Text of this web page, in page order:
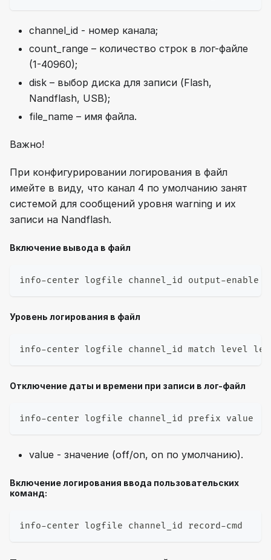
channel_id - номер канала;
count_range – количество строк в лог-файле
(1-40960);
disk – выбор диска для записи (Flash,
Nandflash, USB);
file_name – имя файла.
Важно!
При конфигурировании логирования в файл
имейте в виду, что канал 4 по умолчанию занят
системой для сообщений уровня warning и их
записи на Nandflash.
Включение вывода в файл
info-center logfile channel_id output-enable
Уровень логирования в файл
info-center logfile channel_id match level
Отключение даты и времени при записи в лог-файл
info-center logfile channel_id prefix value
value - значение (off/on, on по умолчанию).
Включение логирования ввода пользовательских
команд:
info-center logfile channel_id record-cmd